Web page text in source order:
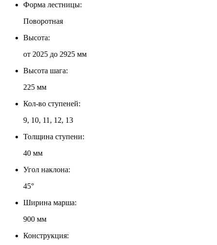
Форма лестницы:
Поворотная
Высота:
от 2025 до 2925 мм
Высота шага:
225 мм
Кол-во ступеней:
9, 10, 11, 12, 13
Толщина ступени:
40 мм
Угол наклона:
45°
Ширина марша:
900 мм
Конструкция: